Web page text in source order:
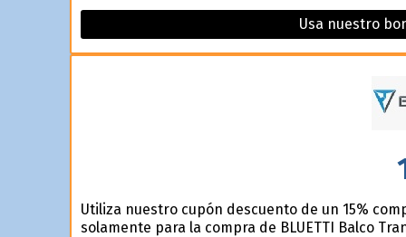
Usa nuestro
Utiliza nuestro cupón descuento de un 15%
solamente para la compra de BLUETTI Balco